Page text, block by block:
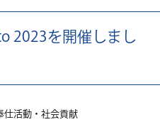
2023を開催しまし
仕活動・社会貢献